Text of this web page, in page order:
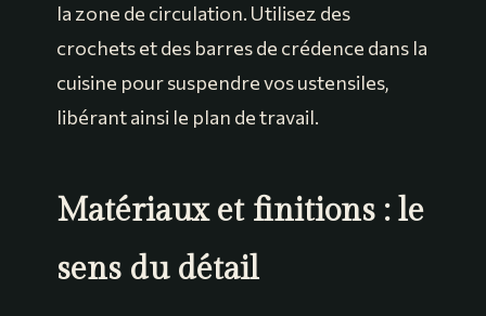
la zone de circulation. Utilisez des
crochets et des barres de crédence dans la
cuisine pour suspendre vos ustensiles,
libérant ainsi le plan de travail.
Matériaux et finitions : le
sens du détail